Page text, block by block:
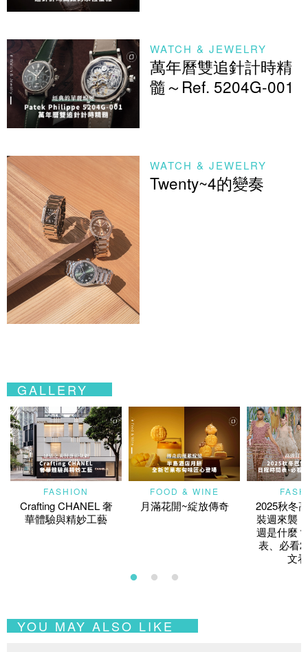
WATCH & JEWELRY
萬年曆雙追針計時精
髓～Ref. 5204G-001
WATCH & JEWELRY
Twenty~4的變奏
GALLERY
FASHION
Crafting CHANEL 奢
華體驗與精妙工藝
FOOD & WINE
月滿花開~綻放傳奇
2025秋冬
裝週來襲
週是什麼
表、必看
文
YOU MAY ALSO LIKE